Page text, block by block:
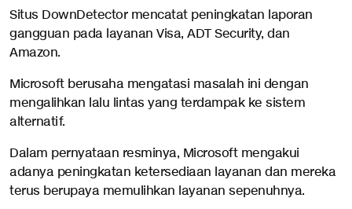
Situs DownDetector mencatat peningkatan laporan
gangguan pada layanan Visa, ADT Security, dan
Amazon.
Microsoft berusaha mengatasi masalah ini dengan
mengalihkan lalu lintas yang terdampak ke sistem
alternatif.
Dalam pernyataan resminya, Microsoft mengakui
adanya peningkatan ketersediaan layanan dan mereka
terus berupaya memulihkan layanan sepenuhnya.